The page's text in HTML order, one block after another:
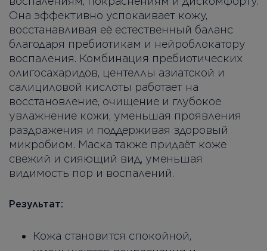
Она эффективно успокаивает кожу,
восстанавливая её естественный баланс
благодаря пребиотикам и нейроблокатору
воспаления. Комбинация пребиотических
олигосахаридов, центеллы азиатской и
салициловой кислоты работает на
восстановление, очищение и глубокое
увлажнение кожи, уменьшая проявления
раздражения и поддерживая здоровый
микробиом. Маска также придаёт коже
свежий и сияющий вид, уменьшая
видимость пор и воспалений.
Результат:
Кожа становится спокойной,